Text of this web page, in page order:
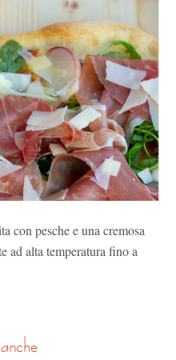
con pesche e una cremosa
ad alta temperatura fino a